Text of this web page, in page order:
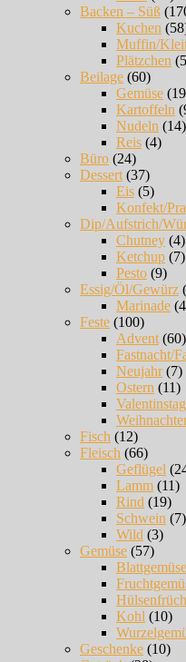
Backen – Süß
Kuchen
Muffin/
Plätzchen
Beilage (60)
Gemüse
Kartoffeln
Nudeln (14)
Reis (4)
Büro (24)
Dessert (37)
Eis (5)
Konfekt/
Dip/Aufstrich/
Chutney (4)
Ketchup (7)
Pesto (9)
Essig/Öl/Gewürz
Marinade
Feste (100)
Advent (60)
Fastnacht/
Neujahr(7)
Ostern (11)
Valentinstag
Fisch (12)
Fleisch (66)
Geflügel
Lamm (11)
Rind (19)
Schwein (7)
Wild (3)
Gemüse (57)
Blattgemüse
Kohl (10)
Geschenke (10)